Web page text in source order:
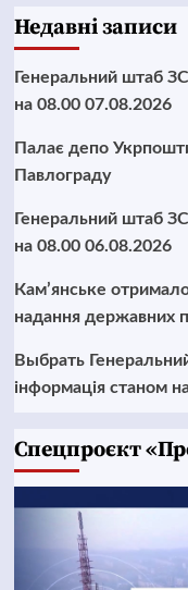
Недавні записи
Генеральний штаб
на 08.00 07.08.2026
Палає депо
Павлограду
Генеральний штаб
на 08.00 06.08.2026
Кам’янське
надання державних
Выбрать
інформація станом
Cпецпроєкт